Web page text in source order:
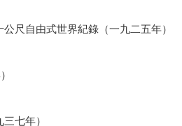
尺自由式世界紀錄（一九二五年）
七年）